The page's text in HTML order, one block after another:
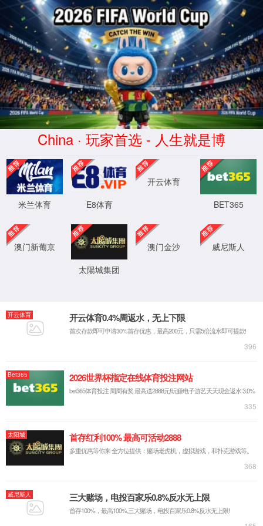
中国·太阳集团tyc539(有限公司)官方网站